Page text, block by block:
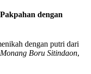
dengan
dengan putri dari
Boru Sitindaon,